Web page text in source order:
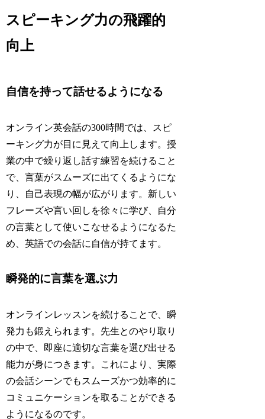
スピーキング力の飛躍的
向上
自信を持って話せるようになる
オンライン英会話の300時間では、スピ
ーキング力が目に見えて向上します。授
業の中で繰り返し話す練習を続けること
で、言葉がスムーズに出てくるようにな
り、自己表現の幅が広がります。新しい
フレーズや言い回しを徐々に学び、自分
の言葉として使いこなせるようになるた
め、英語での会話に自信が持てます。
瞬発的に言葉を選ぶ力
オンラインレッスンを続けることで、瞬
発力も鍛えられます。先生とのやり取り
の中で、即座に適切な言葉を選び出せる
能力が身につきます。これにより、実際
の会話シーンでもスムーズかつ効率的に
コミュニケーションを取ることができる
ようになるのです。